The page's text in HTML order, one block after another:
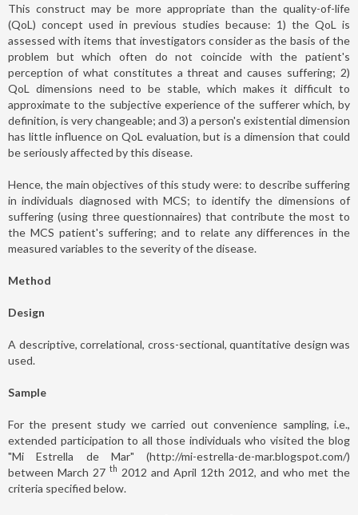
This construct may be more appropriate than the quality-of-life
(QoL) concept used in previous studies because: 1) the QoL is
assessed with items that investigators consider as the basis of the
problem but which often do not coincide with the patient's
perception of what constitutes a threat and causes suffering; 2)
QoL dimensions need to be stable, which makes it difficult to
approximate to the subjective experience of the sufferer which, by
definition, is very changeable; and 3) a person's existential dimension
has little influence on QoL evaluation, but is a dimension that could
be seriously affected by this disease.
Hence, the main objectives of this study were: to describe suffering
in individuals diagnosed with MCS; to identify the dimensions of
suffering (using three questionnaires) that contribute the most to
the MCS patient's suffering; and to relate any differences in the
measured variables to the severity of the disease.
Method
Design
A descriptive, correlational, cross-sectional, quantitative design was
used.
Sample
For the present study we carried out convenience sampling, i.e.,
extended participation to all those individuals who visited the blog
"Mi Estrella de Mar" (http://mi-estrella-de-mar.blogspot.com/)
between March 27 th 2012 and April 12th 2012, and who met the
criteria specified below.